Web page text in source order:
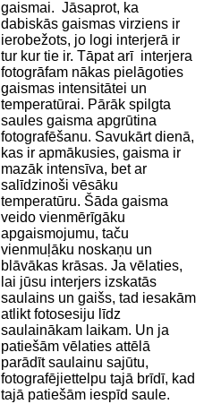
gaismai. Jāsaprot, ka
dabiskās gaismas virziens ir
ierobežots, jo logi interjerā ir
tur kur tie ir. Tāpat arī interjera
fotogrāfam nākas pielāgoties
gaismas intensitātei un
temperatūrai. Pārāk spilgta
saules gaisma apgrūtina
fotografēšanu. Savukārt dienā,
kas ir apmākusies, gaisma ir
mazāk intensīva, bet ar
salīdzinoši vēsāku
temperatūru. Šāda gaisma
veido vienmērīgāku
apgaismojumu, taču
vienmuļāku noskaņu un
blāvākas krāsas. Ja vēlaties,
lai jūsu interjers izskatās
saulains un gaišs, tad iesakām
atlikt fotosesiju līdz
saulainākam laikam. Un ja
patiešām vēlaties attēlā
parādīt saulainu sajūtu,
fotografējiettelpu tajā brīdī, kad
tajā patiešām iespīd saule.